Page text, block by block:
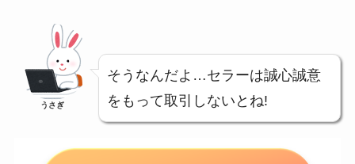
うさぎ
そうなんだよ…セラーは誠心誠意
をもって取引しないとね!